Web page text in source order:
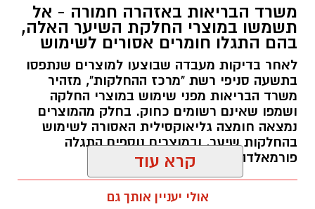
מקצועי, לפתח תוכניות חינוכיות, ליצור אירועי תוכן
ופרויקטים ייחודיים ולעבוד מול קהלים מגוונים, תוך
חיבור בין עולם התרבות, החינוך והקהילה.
בין דרישות התפקיד:
תואר אקדמי המוכר על ידי המועצה להשכלה
גבוהה.
ניסיון בפיתוח הדרכה ועמידה מול קהל.
ניסיון ויכולת בניהול והובלת צוות.
יכולת לפיתוח והפקת פרויקטים מיוחדים
משרד הבריאות באזהרה חמורה - אל
תשמשו במוצרי החלקת השיער האלה,
בהם התגלו חומרים אסורים לשימוש
לאחר בדיקות מעבדה שבוצעו למוצרים שנתפסו
בתשעה סניפי רשת "מרכז ההחלקות", מזהיר
משרד הבריאות מפני שימוש במוצרי החלקה
ושמפו שאינם רשומים כחוק. בחלק מהמוצרים
נמצאה חומצה גליאוקסילית האסורה לשימוש
בהחלקות שיער, ובמוצרים נוספים התגלה
פורמאלדהיד - חומר המוגדר כמסרטן
קרא עוד
אולי יעניין אותך גם